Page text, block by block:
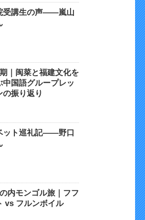
受講生の声——嵐山
｜闽菜と福建文化を
中国語グループレッ
の振り返り
ット巡礼記——野口
内モンゴル旅｜フフ
vs フルンボイル